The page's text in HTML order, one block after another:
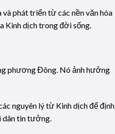
phát triển từ các nền văn hóa
Kinh dịch trong đời sống.
phương Đông. Nó ảnh hưởng
nguyên lý từ Kinh dịch để định
dân tin tưởng.